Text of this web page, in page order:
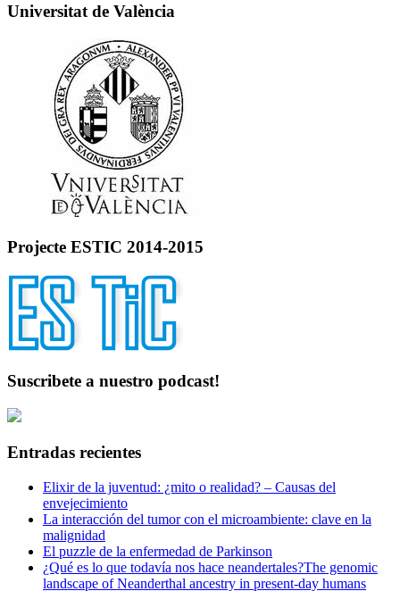
Universitat de València
Projecte ESTIC 2014-2015
Suscribete a nuestro podcast!
Entradas recientes
Elixir de la juventud: ¿mito o realidad? – Causas del
envejecimiento
La interacción del tumor con el microambiente: clave en la
malignidad
El puzzle de la enfermedad de Parkinson
¿Qué es lo que todavía nos hace neandertales?The genomic
landscape of Neanderthal ancestry in present-day humans